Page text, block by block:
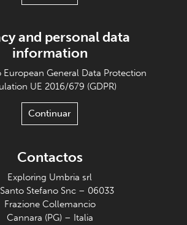
and personal data
information
European General Data Protection
UE 2016/679 (GDPR)
Continuar
Contactos
Exploring Umbria srl
Stefano Snc – 06033
Frazione Collemancio
Cannara (PG) – Italia